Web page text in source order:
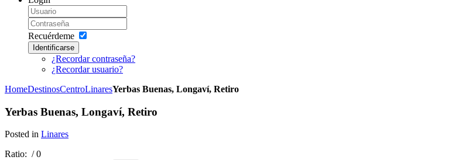
Recuérdeme
Identificarse
¿Recordar contraseña?
¿Recordar usuario?
HomeDestinosCentroLinaresYerbas Buenas, Longaví, Retiro
Yerbas Buenas, Longaví, Retiro
Posted in Linares
Ratio: / 0